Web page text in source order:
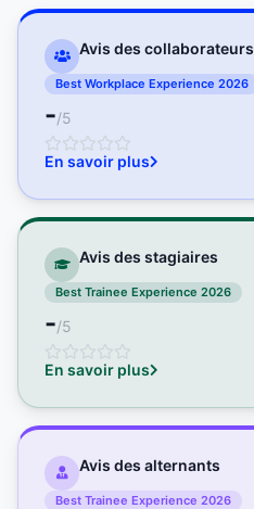
Avis des collaborateurs
Best Workplace Experience 2026
-/5
En savoir plus
Avis des stagiaires
Best Trainee Experience 2026
-/5
En savoir plus
Avis des alternants
Best Trainee Experience 2026